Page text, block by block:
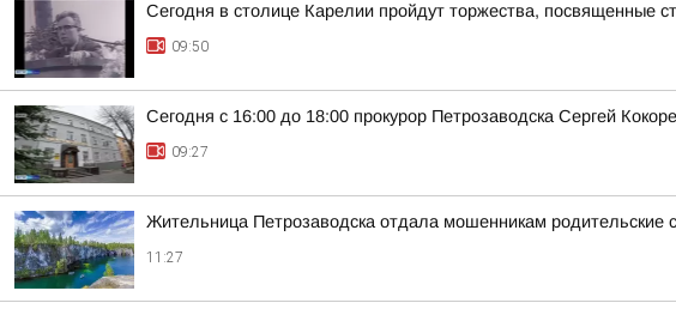
Сегодня в столице Карелии пройдут торжества, посвященные
09:50
Сегодня с 16:00 до 18:00 прокурор Петрозаводска Сергей
09:27
Жительница Петрозаводска отдала мошенникам
11:27